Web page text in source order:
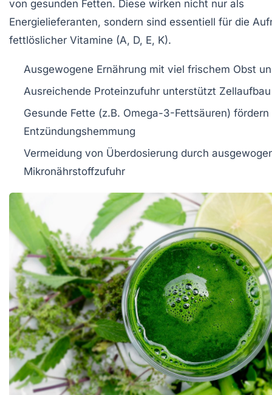
von gesunden Fetten. Diese wirken nicht nur als
Energielieferanten, sondern sind essentiell für die
fettlöslicher Vitamine (A, D, E, K).
Ausgewogene Ernährung mit viel frischem Obst
Ausreichende Proteinzufuhr unterstützt Zellaufbau
Gesunde Fette (z.B. Omega-3-Fettsäuren) fördern
Entzündungshemmung
Vermeidung von Überdosierung durch
Mikronährstoffzufuhr